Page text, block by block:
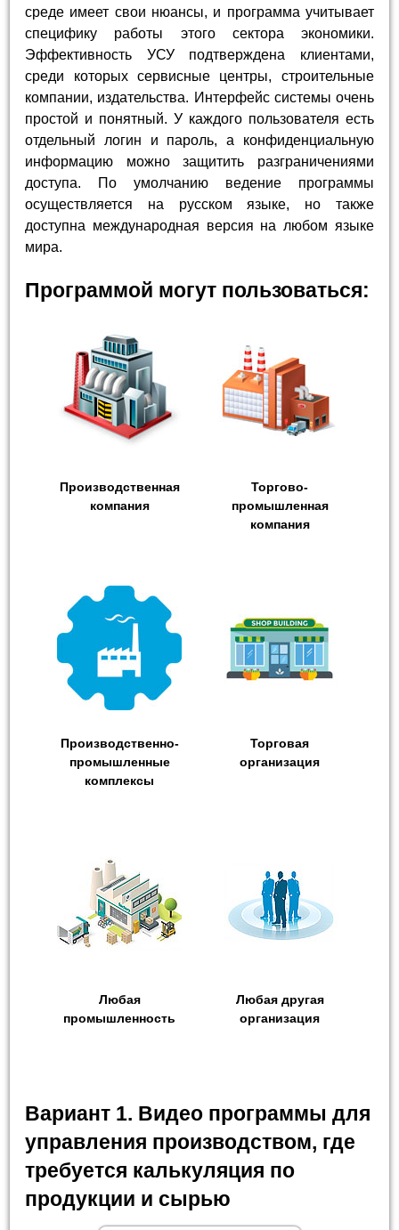
среде имеет свои нюансы, и программа учитывает
специфику работы этого сектора экономики.
Эффективность УСУ подтверждена клиентами,
среди которых сервисные центры, строительные
компании, издательства. Интерфейс системы очень
простой и понятный. У каждого пользователя есть
отдельный логин и пароль, а конфиденциальную
информацию можно защитить разграничениями
доступа. По умолчанию ведение программы
осуществляется на русском языке, но также
доступна международная версия на любом языке
мира.
Программой могут пользоваться:
Производственная
компания
Торгово-
промышленная
компания
Производственно-
промышленные
комплексы
Торговая
организация
Любая
промышленность
Любая другая
организация
Вариант 1. Видео программы для
управления производством, где
требуется калькуляция по
продукции и сырью